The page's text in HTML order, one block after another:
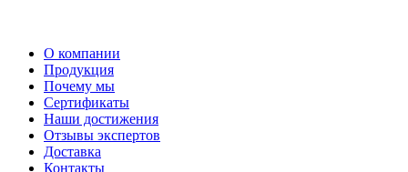
О компании
Продукция
Почему мы
Сертификаты
Наши достижения
Отзывы экспертов
Доставка
Контакты